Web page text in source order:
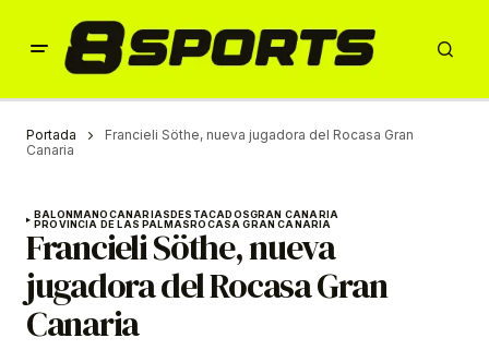
Portada
Francieli Söthe, nueva jugadora del Rocasa Gran
Canaria
BALONMANOCANARIASDESTACADOSGRAN CANARIA
PROVINCIA DE LAS PALMASROCASA GRAN CANARIA
Francieli Söthe, nueva
jugadora del Rocasa Gran
Canaria